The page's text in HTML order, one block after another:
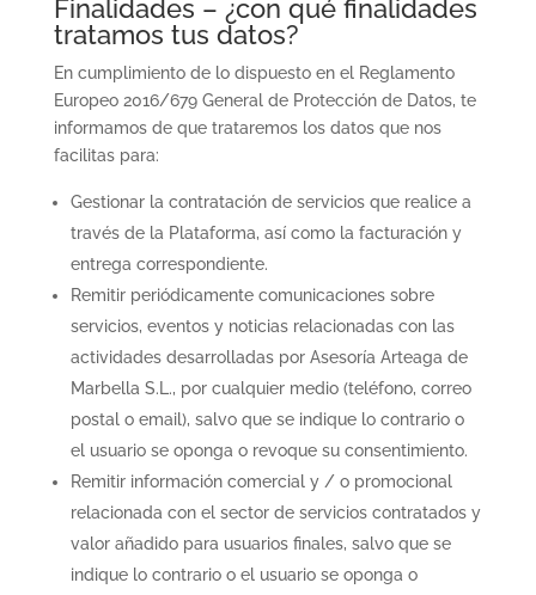
Finalidades – ¿con qué finalidades
tratamos tus datos?
En cumplimiento de lo dispuesto en el Reglamento
Europeo 2016/679 General de Protección de Datos, te
informamos de que trataremos los datos que nos
facilitas para:
Gestionar la contratación de servicios que realice a
través de la Plataforma, así como la facturación y
entrega correspondiente.
Remitir periódicamente comunicaciones sobre
servicios, eventos y noticias relacionadas con las
actividades desarrolladas por Asesoría Arteaga de
Marbella S.L., por cualquier medio (teléfono, correo
postal o email), salvo que se indique lo contrario o
el usuario se oponga o revoque su consentimiento.
Remitir información comercial y / o promocional
relacionada con el sector de servicios contratados y
valor añadido para usuarios finales, salvo que se
indique lo contrario o el usuario se oponga o